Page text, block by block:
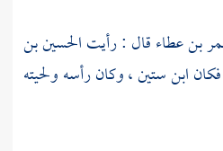
بن عطاءقال : رأيتالحسين بن
ابن ستين ، وكان رأسه ولحيته